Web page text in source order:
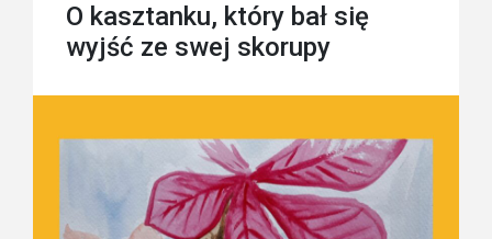
O kasztanku, który bał się
wyjść ze swej skorupy